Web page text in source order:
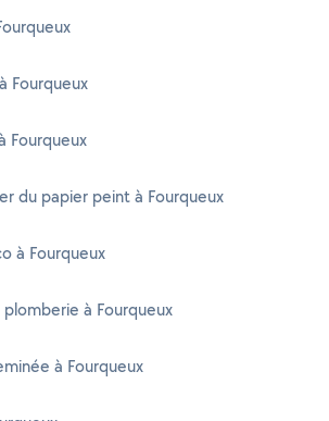
Fourqueux
Fourqueux
du papier peint à Fourqueux
à Fourqueux
à Fourqueux
à Fourqueux